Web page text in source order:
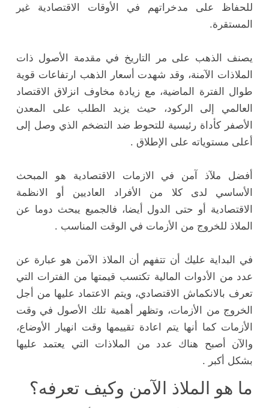
للحفاظ على مدخراتهم في الأوقات الاقتصادية غير
المستقرة.
يصنف الذهب على مر التاريخ في مقدمة الأصول ذات
الملاذات الآمنة، وقد شهدت أسعار الذهب ارتفاعات قوية
طوال الفترة الماضية، مع زيادة مخاوف انزلاق الاقتصاد
العالمي إلى الركود، حيث يزيد الطلب على المعدن
الأصفر كأداة رئيسية للتحوط ضد التضخم الذي وصل إلى
أعلى مستوياته على الإطلاق .
أفضل ملآذ آمن في الازمات الاقتصادية هو المبحث
الأساسي لدى كلا من الأفراد العاديين أو الانظمة
الاقتصادية أو حتى الدول أيضا، فالجميع يبحث دوما عن
الملاذ للخروج من الأزمات في الوقت المناسب .
في البداية عليك أن تتفهم أن الملاذ الآمن هو عبارة عن
عدد من الأدوات المالية تكتسب قيمتها من الفترات التي
تعرف بالانكماش الاقتصادي، ويتم الاعتماد عليها من أجل
الخروج من الأزمات، وتظهر أهمية تلك الأصول في وقت
الأزمات كما أنها يتم اعادة تقييمها وقت انهيار الأوضاع،
والآن أصبح هناك عدد من الملاذات التي يعتمد عليها
بشكل أكبر .
ما هو الملاذ الآمن وكيف تعرفه؟